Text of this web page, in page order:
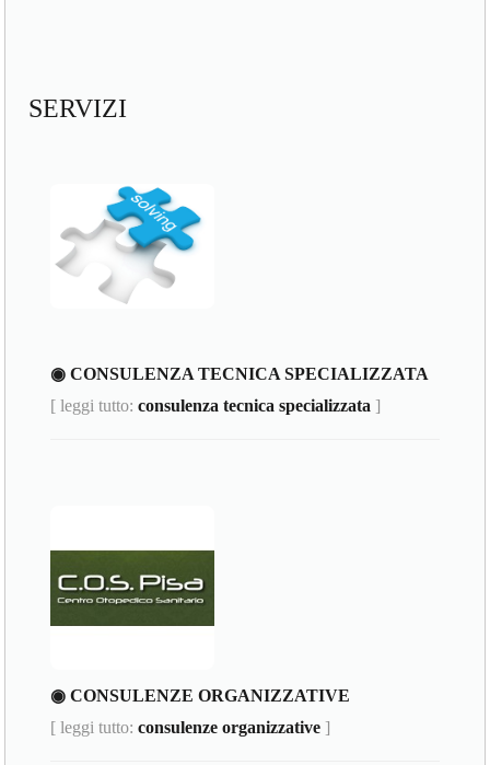
SERVIZI
◉ CONSULENZA TECNICA SPECIALIZZATA
[ leggi tutto:consulenza tecnica specializzata ]
◉ CONSULENZE ORGANIZZATIVE
[ leggi tutto:consulenze organizzative ]